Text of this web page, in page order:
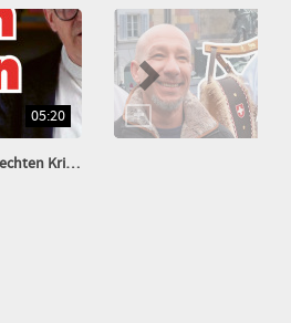
05:20
Führt der Iran einen gerechten Krieg?